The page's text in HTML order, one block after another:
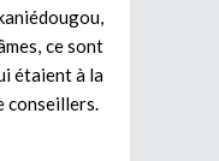
ce sont
étaient à la
conseillers.